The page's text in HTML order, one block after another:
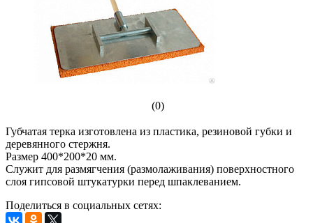
(0)
Губчатая терка изготовлена из пластика, резиновой губки и
деревянного стержня.
Размер 400*200*20 мм.
Служит для размягчения (размолаживания) поверхностного
слоя гипсовой штукатурки перед шпаклеванием.
Поделиться в социальных сетях: